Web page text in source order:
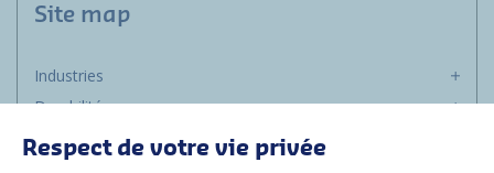
Site map
Industries
Durabilité
Média
Respect de votre vie privée